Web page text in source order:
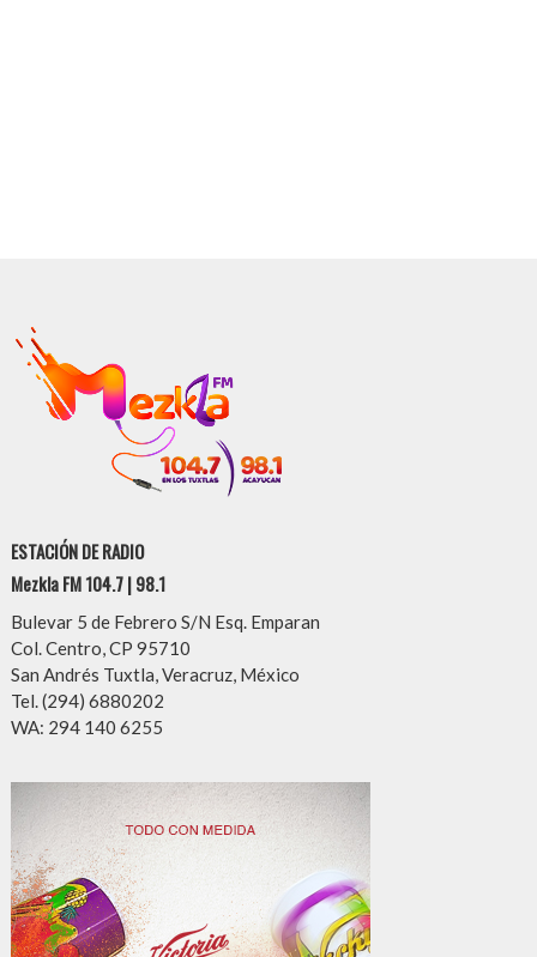
ESTACIÓN DE RADIO
Mezkla FM 104.7 | 98.1
Bulevar 5 de Febrero S/N Esq. Emparan
Col. Centro, CP 95710
San Andrés Tuxtla, Veracruz, México
Tel. (294) 6880202
WA: 294 140 6255